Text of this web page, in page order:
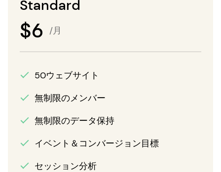
Standard
$6 /月
50ウェブサイト
無制限のメンバー
無制限のデータ保持
イベント＆コンバージョン目標
セッション分析